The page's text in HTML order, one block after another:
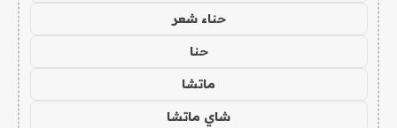
حناء شعر
حنا
ماتشا
شاي ماتشا